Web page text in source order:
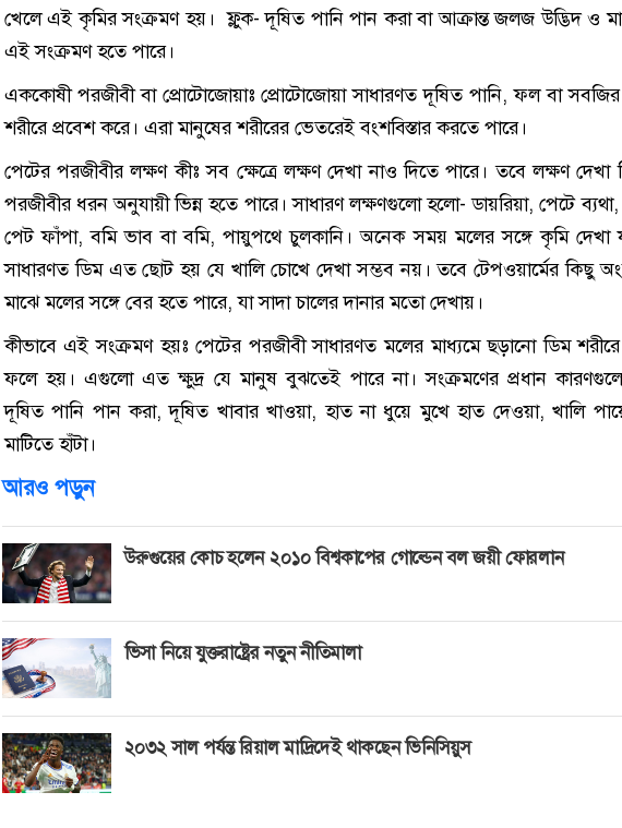
খেলে এই কৃমির সংক্রমণ হয়। ফ্লুক- দূষিত পানি পান করা বা আক্রান্ত জলজ উদ্ভিদ ও
এই সংক্রমণ হতে পারে।
এককোষী পরজীবী বা প্রোটোজোয়াঃ প্রোটোজোয়া সাধারণত দূষিত পানি, ফল বা সবজির
শরীরে প্রবেশ করে। এরা মানুষের শরীরের ভেতরেই বংশবিস্তার করতে পারে।
পেটের পরজীবীর লক্ষণ কীঃ সব ক্ষেত্রে লক্ষণ দেখা নাও দিতে পারে। তবে লক্ষণ দেখা
পরজীবীর ধরন অনুযায়ী ভিন্ন হতে পারে। সাধারণ লক্ষণগুলো হলো- ডায়রিয়া, পেটে
পেট ফাঁপা, বমি ভাব বা বমি, পায়ুপথে চুলকানি। অনেক সময় মলের সঙ্গে কৃমি দেখা
সাধারণত ডিম এত ছোট হয় যে খালি চোখে দেখা সম্ভব নয়। তবে টেপওয়ার্মের কিছু
মাঝে মলের সঙ্গে বের হতে পারে, যা সাদা চালের দানার মতো দেখায়।
কীভাবে এই সংক্রমণ হয়ঃ পেটের পরজীবী সাধারণত মলের মাধ্যমে ছড়ানো ডিম
ফলে হয়। এগুলো এত ক্ষুদ্র যে মানুষ বুঝতেই পারে না। সংক্রমণের প্রধান
দূষিত পানি পান করা, দূষিত খাবার খাওয়া, হাত না ধুয়ে মুখে হাত দেওয়া, খালি
মাটিতে হাঁটা।
আরও পড়ুন
উরুগুয়ের কোচ হলেন ২০১০ বিশ্বকাপের গোল্ডেন বল জয়ী ফোরলান
ভিসা নিয়ে যুক্তরাষ্ট্রের নতুন নীতিমালা
২০৩২ সাল পর্যন্ত রিয়াল মাদ্রিদেই থাকছেন ভিনিসিয়ুস